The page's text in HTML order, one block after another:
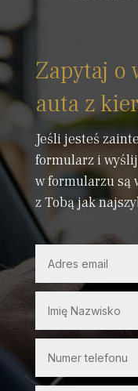
Zapytaj o
auta z
Jeśli jesteś
formularz i
w formularzu są
z Tobą jak